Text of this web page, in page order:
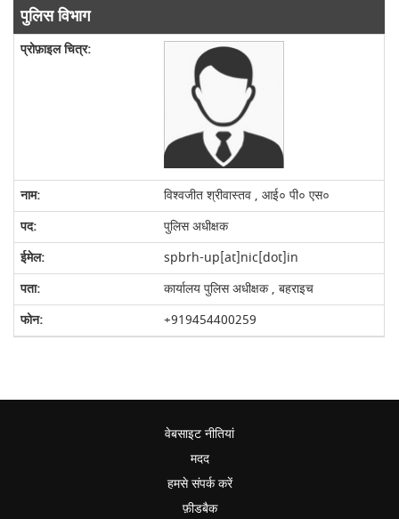
पुलिस विभाग
विश्वजीत श्रीवास्तव , आई० पी० एस०
पुलिस अधीक्षक
spbrh-up[at]nic[dot]in
कार्यालय पुलिस अधीक्षक , बहराइच
+919454400259
वेबसाइट नीतियां
मदद
हमसे संपर्क करें
फ़ीडबैक